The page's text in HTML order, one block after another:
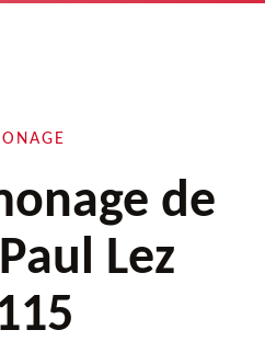
de
Lez